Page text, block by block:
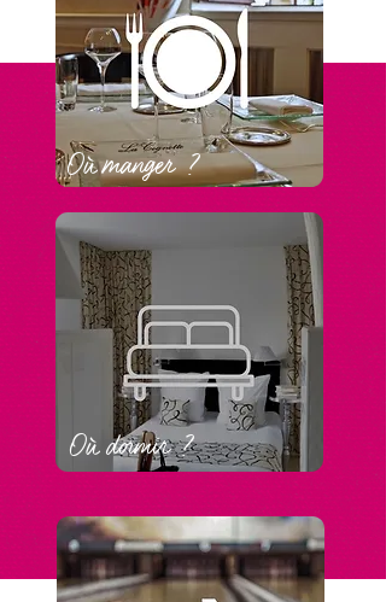
Où manger ?
Où dormir ?